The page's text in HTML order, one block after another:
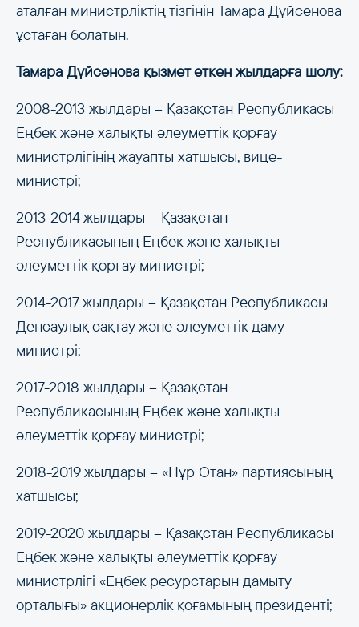
аталған министрліктің тізгінін Тамара Дүйсенова
ұстаған болатын.
Тамара Дүйсенова қызмет еткен жылдарға шолу:
2008-2013 жылдары – Қазақстан Республикасы
Еңбек және халықты әлеуметтік қорғау
министрлігінің жауапты хатшысы, вице-
министрі;
2013-2014 жылдары – Қазақстан
Республикасының Еңбек және халықты
әлеуметтік қорғау министрі;
2014-2017 жылдары – Қазақстан Республикасы
Денсаулық сақтау және әлеуметтік даму
министрі;
2017-2018 жылдары – Қазақстан
Республикасының Еңбек және халықты
әлеуметтік қорғау министрі;
2018-2019 жылдары – «Нұр Отан» партиясының
хатшысы;
2019-2020 жылдары – Қазақстан Республикасы
Еңбек және халықты әлеуметтік қорғау
министрлігі «Еңбек ресурстарын дамыту
орталығы» акционерлік қоғамының президенті;